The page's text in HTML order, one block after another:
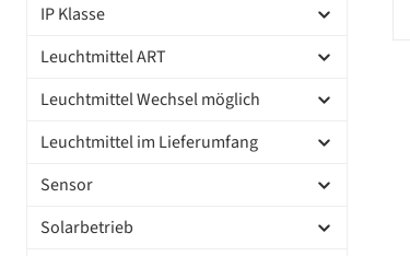
IP Klasse
Leuchtmittel ART
Leuchtmittel Wechsel möglich
Leuchtmittel im Lieferumfang
Sensor
Solarbetrieb